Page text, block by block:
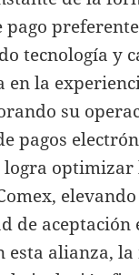
tecnología y
la
su
pagos
logra optimizar
de aceptación
esta alianza,